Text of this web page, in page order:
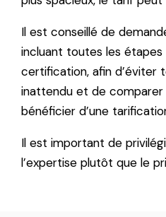
Il est conseillé de
incluant toutes les étapes
certification, afin d’éviter
inattendu et de
bénéficier d’une
Il est important de
l’expertise plutôt que le